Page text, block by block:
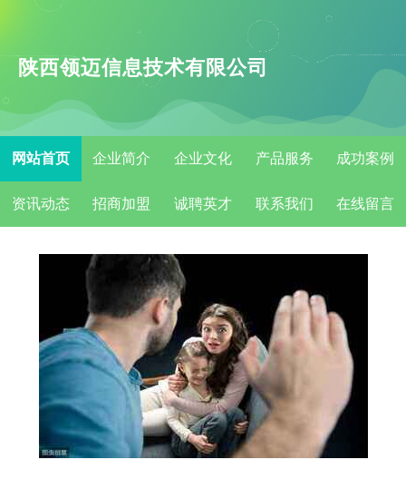
陕西领迈信息技术有限公司
网站首页 企业简介 企业文化 产品服务 成功案例
资讯动态 招商加盟 诚聘英才 联系我们 在线留言